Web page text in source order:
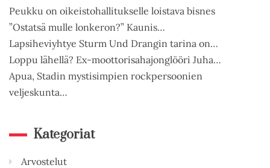
Peukku on oikeistohallitukselle loistava bisnes
”Ostatsä mulle lonkeron?” Kaunis…
Lapsiheviyhtye Sturm Und Drangin tarina on…
Loppu lähellä? Ex-moottorisahajonglööri Juha…
Apua, Stadin mystisimpien rockpersoonien
veljeskunta…
Kategoriat
Arvostelut